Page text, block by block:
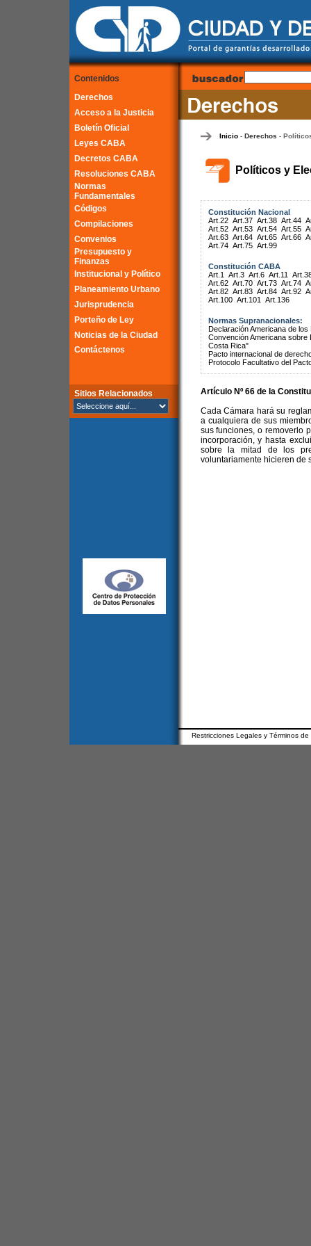
Contenidos
Derechos
Acceso a la Justicia
Boletín Oficial
Leyes CABA
Decretos CABA
Resoluciones CABA
Normas
Fundamentales
Códigos
Compilaciones
Convenios
Presupuesto y
Finanzas
Institucional y Político
Planeamiento Urbano
Jurisprudencia
Porteño de Ley
Noticias de la Ciudad
Contáctenos
Sitios Relacionados
Inicio- Derechos -
Políticos y
Constitución Nacional
Art.22 Art.37 Art.38 Art.44
Art.52 Art.53 Art.54 Art.55
Art.63 Art.64 Art.65 Art.66
Art.74 Art.75 Art.99
Constitución CABA
Art.1
Art.3 Art.6 Art.11
Art.62 Art.70 Art.73 Art.74
Art.82 Art.83 Art.84 Art.92
Art.100 Art.101 Art.136
Normas Supranacionales:
Declaración Americana de
Convención Americana
Costa Rica"
Pacto internacional de
Protocolo Facultativo del
Artículo Nº 66 de la
Cada Cámara hará su
a cualquiera de sus
sus funciones, o removerlo
incorporación, y hasta
sobre la mitad de los
voluntariamente hicieren de
Restricciones Legales y Términos de